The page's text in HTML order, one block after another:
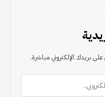
بريدك الإلكتروني مباشرة.